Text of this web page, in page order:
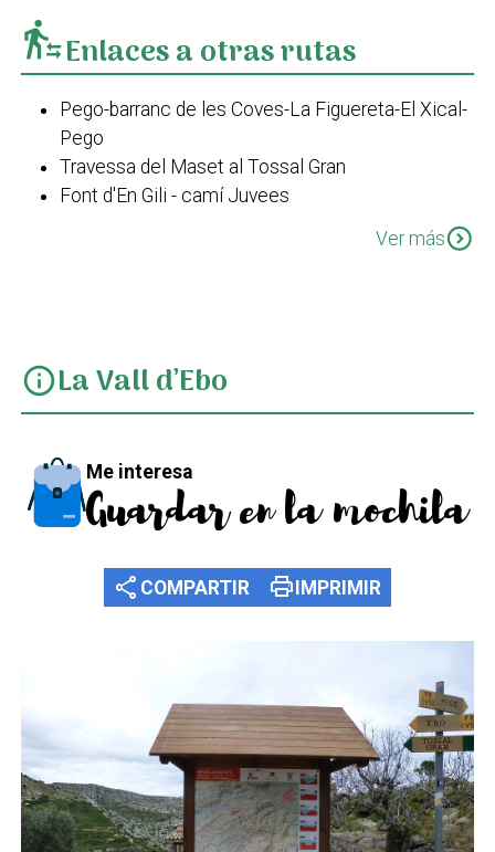
transfer_within_a_stationEnlaces a otras rutas
Pego-barranc de les Coves-La Figuereta-El Xical-
Pego
Travessa del Maset al Tossal Gran
Font d'En Gili - camí Juvees
Ver másexpand_circle_down
infoLa Vall d’Ebo
Me interesa
Guardar en la mochila
share COMPARTIR printIMPRIMIR